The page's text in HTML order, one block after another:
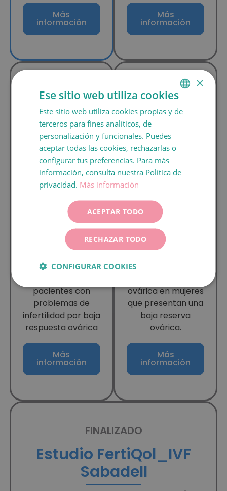
Más
información
Más
información
FINALIZADO
Ensayo
clínico
Duo Stim
< 40 años
El objetivo es el de
respuesta a los
tratamientos de
estimulación
ovárica y, por tanto,
de lograr un
pacientes con
problemas de
infertilidad por baja
respuesta ovárica
Más
información
FINALIZADO
Ensayo
clínico TT
Transport
18 – 40 años
pretratamiento con
testosterona en gel
sobre la piel, puede
mejorar la
tratamiento de
ovárica en mujeres
que presentan una
baja reserva
ovárica.
Más
información
FINALIZADO
Estudio FertiQol_IVF
Sabadell
SPANISH
×
Ese sitio web utiliza cookies
Este sitio web utiliza cookies propias y de
terceros para fines analíticos, de
personalización y funcionales. Puedes
aceptar todas las cookies, rechazarlas o
configurar tus preferencias. Para más
información, consulta nuestra Política de
privacidad. Más información
ACEPTAR TODO
RECHAZAR TODO
CONFIGURAR COOKIES